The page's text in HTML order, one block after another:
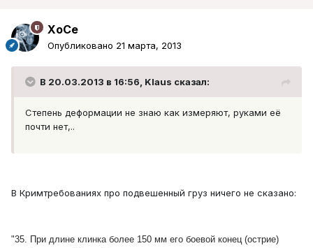
XoCe
Опубликовано 21 марта, 2013
В 20.03.2013 в 16:56, Klaus сказал:
Степень деформации не знаю как измеряют, руками её
почти нет,..
В Кримтребованиях про подвешенный груз ничего не сказано:
"35. При длине клинка более 150 мм его боевой конец (острие)